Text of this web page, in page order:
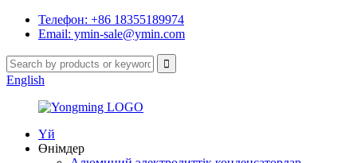
Телефон: +86 18355189974
Email: ymin-sale@ymin.com
English
Үй
Өнімдер